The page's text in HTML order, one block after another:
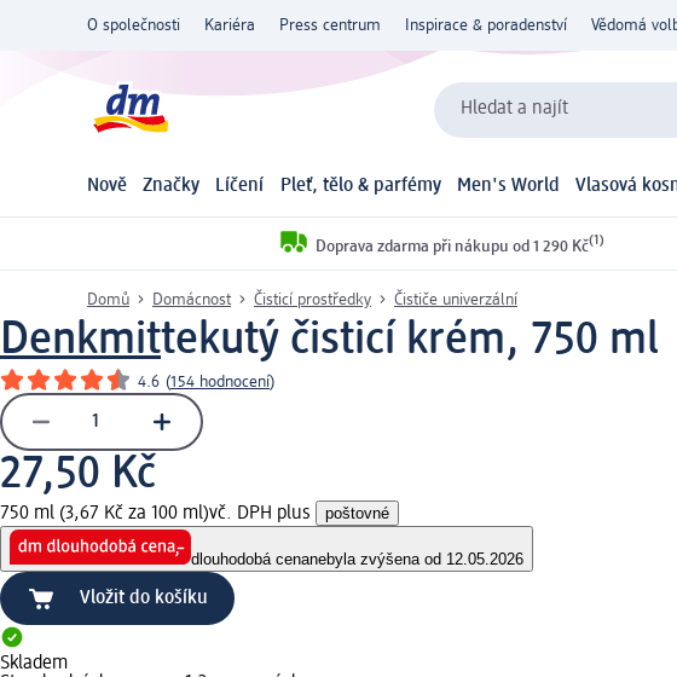
O společnosti Kariéra Press centrum Inspirace & poradenství Vědomá
Hledat a najít
Nově Značky Líčení Pleť, tělo & parfémy Men's World Vlasová
Doprava zdarma při nákupu od 1 290 Kč(1)
Domů Domácnost Čisticí prostředky Čističe univerzální
Denkmittekutý čisticí krém, 750 ml
4.6 (154 hodnocení)
27,50 Kč
750 ml (3,67 Kč za 100 ml)vč. DPH plus poštovné
dlouhodobá cenanebyla zvýšena od 12.05.2026
Vložit do košíku
Skladem